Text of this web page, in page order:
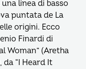
una linea di basso
puntata de La
origini. Ecco
Finardi di
Woman” (Aretha
da “I Heard It